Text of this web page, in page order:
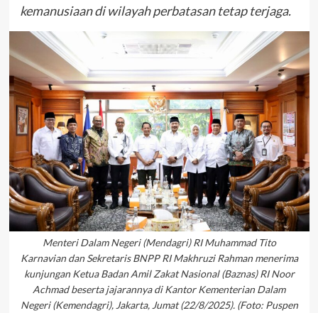
kemanusiaan di wilayah perbatasan tetap terjaga.
Menteri Dalam Negeri (Mendagri) RI Muhammad Tito
Karnavian dan Sekretaris BNPP RI Makhruzi Rahman menerima
kunjungan Ketua Badan Amil Zakat Nasional (Baznas) RI Noor
Achmad beserta jajarannya di Kantor Kementerian Dalam
Negeri (Kemendagri), Jakarta, Jumat (22/8/2025). (Foto: Puspen